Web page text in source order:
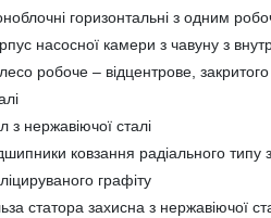
горизонтальні з одним
насосної камери з чавуну з
робоче – відцентрове,
з нержавіючої сталі
ковзання радіального типу
графіту
статора захисна з нержавіючої